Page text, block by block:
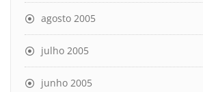
agosto 2005
julho 2005
junho 2005